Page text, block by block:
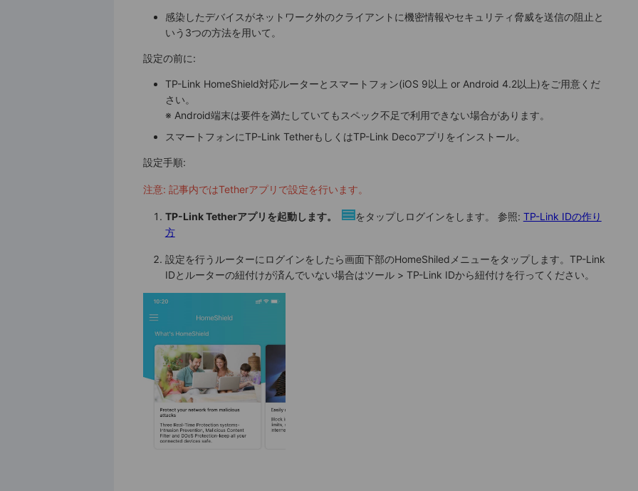
感染したデバイスがネットワーク外のクライアントに機密情報やセキュリティ脅威を送信の阻止と
いう3つの方法を用いて。
設定の前に:
TP-Link HomeShield対応ルーターとスマートフォン(iOS 9以上 or Android 4.2以上)をご用意くだ
さい。
※ Android端末は要件を満たしていてもスペック不足で利用できない場合があります。
スマートフォンにTP-Link TetherもしくはTP-Link Decoアプリをインストール。
設定手順:
注意: 記事内ではTetherアプリで設定を行います。
TP-Link Tetherアプリを起動します。 をタップしログインをします。 参照: TP-Link IDの作り
方
設定を行うルーターにログインをしたら画面下部のHomeShiledメニューをタップします。TP-Link
IDとルーターの紐付けが済んでいない場合はツール > TP-Link IDから紐付けを行ってください。